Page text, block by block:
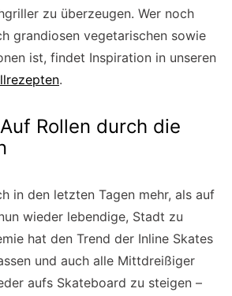
zu überzeugen. Wer noch
grandiosen vegetarischen sowie
ist, findet Inspiration in unseren
.
Rollen durch die
in den letzten Tagen mehr, als auf
wieder lebendige, Stadt zu
hat den Trend der Inline Skates
und auch alle Mittdreißiger
aufs Skateboard zu steigen –